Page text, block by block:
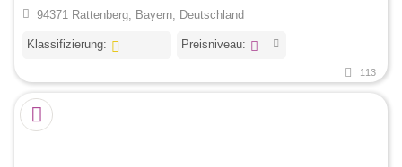
94371 Rattenberg, Bayern, Deutschland
Klassifizierung: Preisniveau:
113